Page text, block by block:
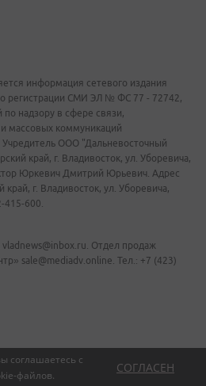
соглашаетесь с
файлов.
СОГЛАСЕН
информация сетевого издания
о регистрации СМИ ЭЛ № ФС 77 - 72742,
надзору в сфере связи,
массовых коммуникаций
Учредитель ООО "Дальневосточный
край, г. Владивосток, ул. Уборевича,
Юркевич Дмитрий Юрьевич. Адрес
г. Владивосток, ул. Уборевича,
415-600.
Отдел продаж
sale@mediadv.online. Тел.: +7 (423)